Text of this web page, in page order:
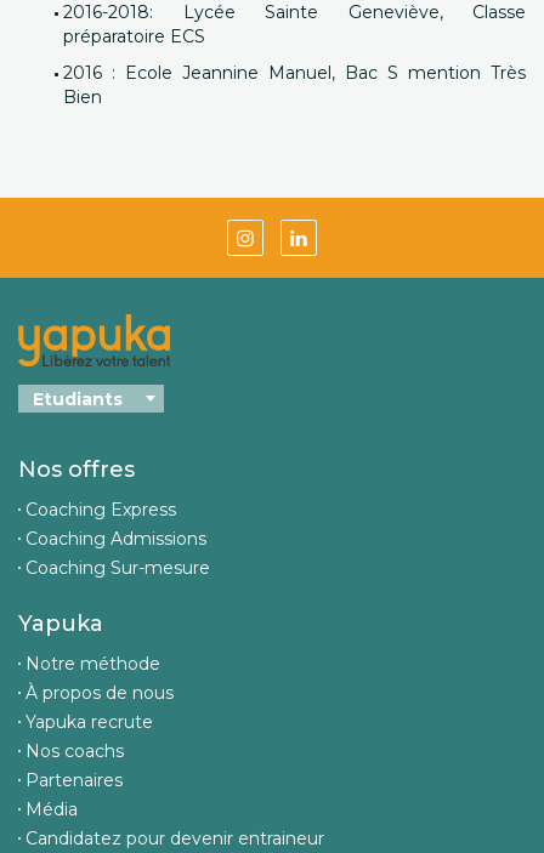
2016-2018: Lycée Sainte Geneviève, Classe
préparatoire ECS
2016 : Ecole Jeannine Manuel, Bac S mention Très
Bien
Nos offres
Coaching Express
Coaching Admissions
Coaching Sur-mesure
Yapuka
Notre méthode
À propos de nous
Yapuka recrute
Nos coachs
Partenaires
Média
Candidatez pour devenir entraineur